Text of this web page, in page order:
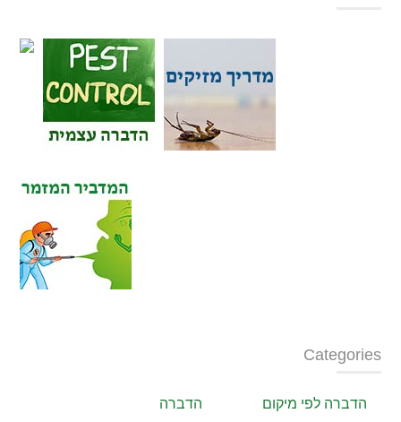
Categories
הדברה
הדברה לפי מיקום